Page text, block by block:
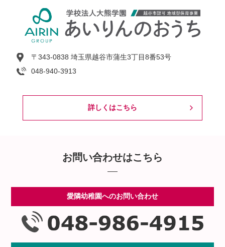
〒343-0838 埼玉県越谷市蒲生3丁目8番53号
048-940-3913
詳しくはこちら
お問い合わせはこちら
愛隣幼稚園へのお問い合わせ